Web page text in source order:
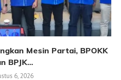
Mesin Partai, BPOKK
BPJK...
6, 2026